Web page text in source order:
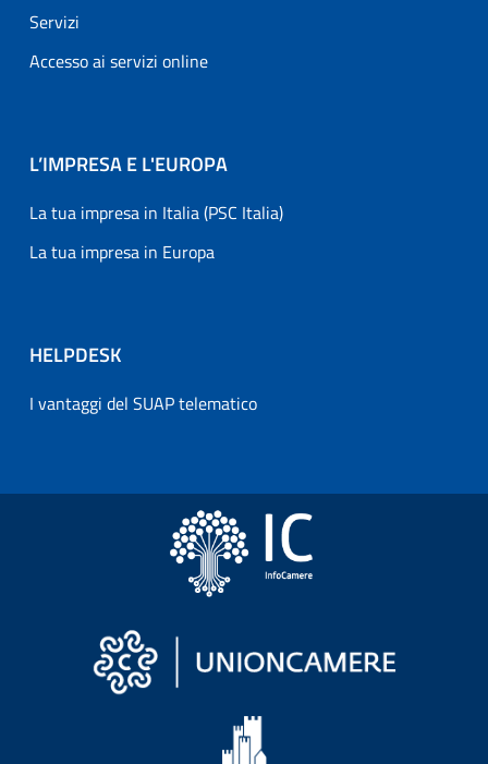
Servizi
Accesso ai servizi online
L’IMPRESA E L'EUROPA
La tua impresa in Italia (PSC Italia)
La tua impresa in Europa
HELPDESK
I vantaggi del SUAP telematico